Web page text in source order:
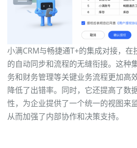
小满CRM与畅捷通T+的集成对接，
的自动同步和流程的无缝衔接。这种
务和财务管理等关键业务流程更加高
降低了出错率。同时，它还提高了数
性，为企业提供了一个统一的视图来
从而加强了内部协作和决策支持。